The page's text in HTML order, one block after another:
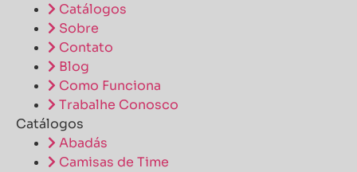
Catálogos
Sobre
Contato
Blog
Como Funciona
Trabalhe Conosco
Catálogos
Abadás
Camisas de Time